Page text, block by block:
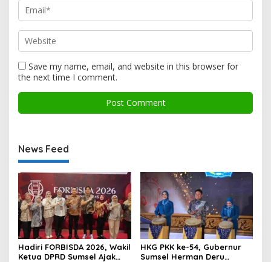
Save my name, email, and website in this browser for
the next time I comment.
News Feed
Hadiri FORBISDA 2026, Wakil
Ketua DPRD Sumsel Ajak
HKG PKK ke-54, Gubernur
Sumsel Herman Deru